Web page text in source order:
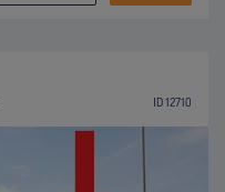
ID 12710